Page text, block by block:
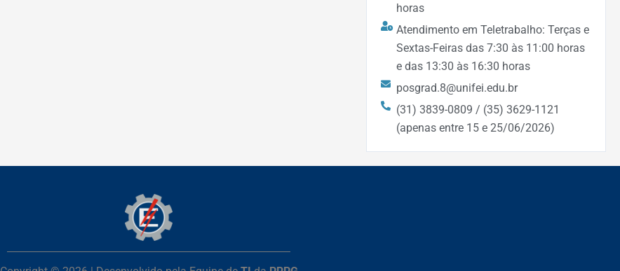
horas
Atendimento em Teletrabalho: Terças e
Sextas-Feiras das 7:30 às 11:00 horas
e das 13:30 às 16:30 horas
posgrad.8@unifei.edu.br
(31) 3839-0809 / (35) 3629-1121
(apenas entre 15 e 25/06/2026)